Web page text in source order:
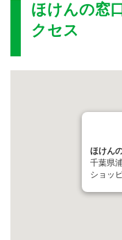
ほけんの窓
クセス
ほけん
千葉県
ショッ